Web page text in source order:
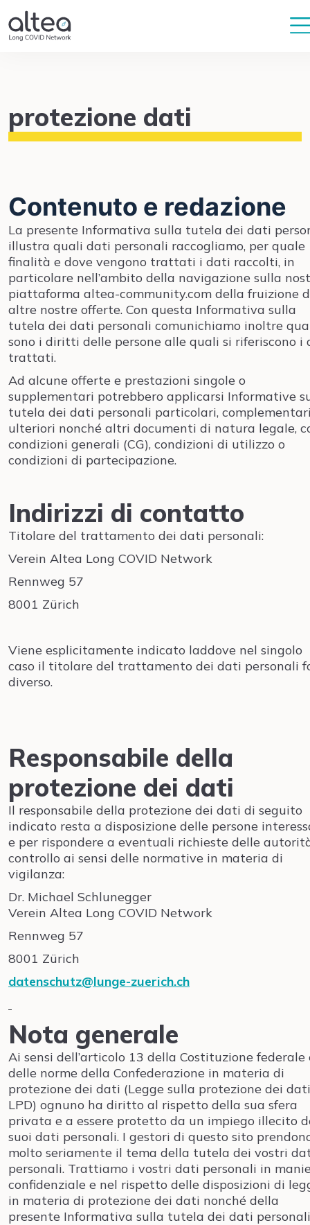
protezione dati
Contenuto e redazione
La presente Informativa sulla tutela dei dati
illustra quali dati personali raccogliamo, per quale
finalità e dove vengono trattati i dati raccolti, in
particolare nell’ambito della navigazione sulla
piattaforma altea-community.com della fruizione
altre nostre offerte. Con questa Informativa sulla
tutela dei dati personali comunichiamo inoltre
sono i diritti delle persone alle quali si riferiscono i
trattati.
Ad alcune offerte e prestazioni singole o
supplementari potrebbero applicarsi Informative
tutela dei dati personali particolari,
ulteriori nonché altri documenti di natura legale,
condizioni generali (CG), condizioni di utilizzo o
condizioni di partecipazione.
Indirizzi di contatto
Titolare del trattamento dei dati personali:
Verein Altea Long COVID Network
Rennweg 57
8001 Zürich
Viene esplicitamente indicato laddove nel singolo
caso il titolare del trattamento dei dati personali
diverso.
Responsabile della
protezione dei dati
Il responsabile della protezione dei dati di seguito
indicato resta a disposizione delle persone
e per rispondere a eventuali richieste delle
controllo ai sensi delle normative in materia di
vigilanza:
Dr. Michael Schlunegger
Verein Altea Long COVID Network
Rennweg 57
8001 Zürich
datenschutz@lunge-zuerich.ch
Nota generale
Ai sensi dell’articolo 13 della Costituzione federale
delle norme della Confederazione in materia di
protezione dei dati (Legge sulla protezione dei
LPD) ognuno ha diritto al rispetto della sua sfera
privata e a essere protetto da un impiego illecito
suoi dati personali. I gestori di questo sito
molto seriamente il tema della tutela dei vostri
personali. Trattiamo i vostri dati personali in
confidenziale e nel rispetto delle disposizioni di
in materia di protezione dei dati nonché della
presente Informativa sulla tutela dei dati